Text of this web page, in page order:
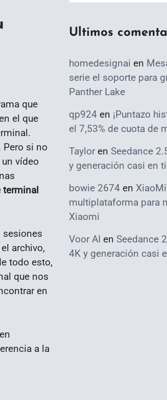
que
el que
Pero si no
vídeo
terminal
sesiones
archivo,
todo esto,
que nos
en
a la
Ultimos
homedesignai en
serie el soporte para
Panther Lake
qp924 en ¡Puntazo
el 7,53% de cuota de
Taylor en Seedance
y generación casi en
bowie 2674 en
multiplataforma para
Xiaomi
Voor AI en Seedance
4K y generación casi